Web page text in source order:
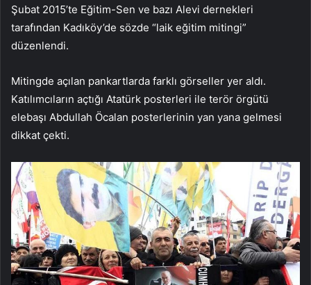
Şubat 2015’te Eğitim-Sen ve bazı Alevi dernekleri
tarafından Kadıköy’de sözde “laik eğitim mitingi”
düzenlendi.
Mitingde açılan pankartlarda farklı görseller yer aldı.
Katılımcıların açtığı Atatürk posterleri ile terör örgütü
elebaşı Abdullah Öcalan posterlerinin yan yana gelmesi
dikkat çekti.